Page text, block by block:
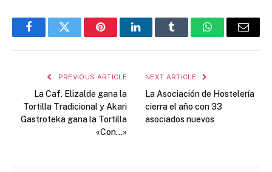
FacebookTwitter PinterestLinkedInTumblr WhatsAppEmail
PREVIOUS ARTICLE
La Caf. Elizalde gana la
Tortilla Tradicional y Akari
Gastroteka gana la Tortilla
«Con…»
NEXT ARTICLE
La Asociación de Hostelería
cierra el año con 33
asociados nuevos